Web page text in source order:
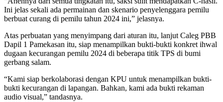
Ini jelas sekali ada permainan dan skenario penyelenggara pemilu
berbuat curang di pemilu tahun 2024 ini,” jelasnya.
Atas perbuatan yang menyimpang dari aturan itu, lanjut Caleg PBB
Dapil 1 Pamekasan itu, siap menampilkan bukti-bukti konkret ihwal
dugaan kecurangan pemilu 2024 di beberapa titik TPS di bumi
gerbang salam.
“Kami siap berkolaborasi dengan KPU untuk menampilkan bukti-
bukti kecurangan di lapangan. Bahkan, kami ada bukti rekaman
audio visual,” tandasnya.